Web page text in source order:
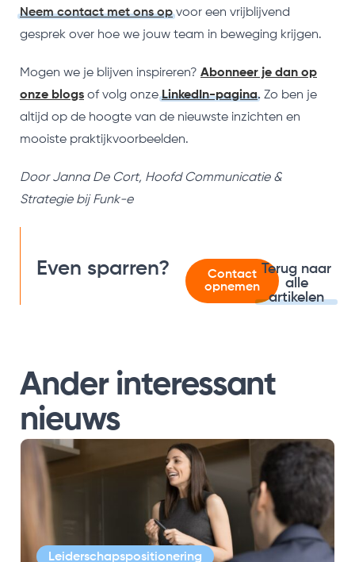
Neem contact met ons opvoor een vrijblijvend
gesprek over hoe we jouw team in beweging krijgen.
Mogen we je blijven inspireren? Abonneer je dan op
onze blogs of volg onze LinkedIn-pagina. Zo ben je
altijd op de hoogte van de nieuwste inzichten en
mooiste praktijkvoorbeelden.
Door Janna De Cort, Hoofd Communicatie &
Strategie bij Funk-e
Even sparren?
Contact
opnemen
Terug naar
alle
artikelen
Ander interessant
nieuws
Leiderschapspositionering